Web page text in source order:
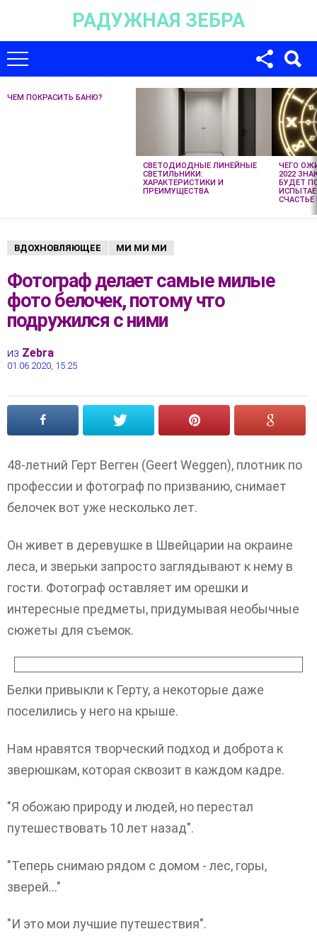
РАДУЖНАЯ ЗЕБРА
НЕ
ЧЕМ ПОКРАСИТЬ БАНЮ?
СВЕТОДИОДНЫЕ ЛИНЕЙНЫЕ
СВЕТИЛЬНИКИ:
ХАРАКТЕРИСТИКИ И
ПРЕИМУЩЕСТВА
ЧЕГО
2022
БУДЕТ
СЧАСТЬЕ
ВДОХНОВЛЯЮЩЕЕ МИ МИ МИ
Фотограф делает самые милые
фото белочек, потому что
подружился с ними
из Zebra
01.06.2020, 15:25
48-летний Герт Вегген (Geert Weggen), плотник по
профессии и фотограф по призванию, снимает
белочек вот уже несколько лет.
Он живет в деревушке в Швейцарии на окраине
леса, и зверьки запросто заглядывают к нему в
гости. Фотограф оставляет им орешки и
интересные предметы, придумывая необычные
сюжеты для съемок.
Белки привыкли к Герту, а некоторые даже
поселились у него на крыше.
Нам нравятся творческий подход и доброта к
зверюшкам, которая сквозит в каждом кадре.
"Я обожаю природу и людей, но перестал
путешествовать 10 лет назад".
"Теперь снимаю рядом с домом - лес, горы,
зверей…"
"И это мои лучшие путешествия".
Для любых предложений по сайту: